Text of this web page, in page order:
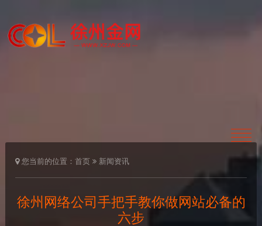
您当前的位置：首页 新闻资讯
徐州网络公司手把手教你做网站必备的
六步